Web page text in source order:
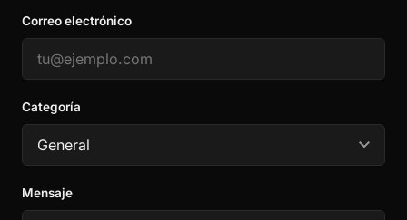
Correo electrónico
Categoría
Mensaje